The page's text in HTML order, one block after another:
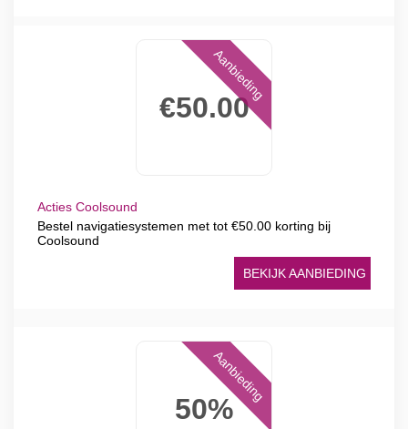
€50.00
Aanbieding
Acties Coolsound
Bestel navigatiesystemen met tot €50.00 korting bij
Coolsound
BEKIJK AANBIEDING
50%
Aanbieding